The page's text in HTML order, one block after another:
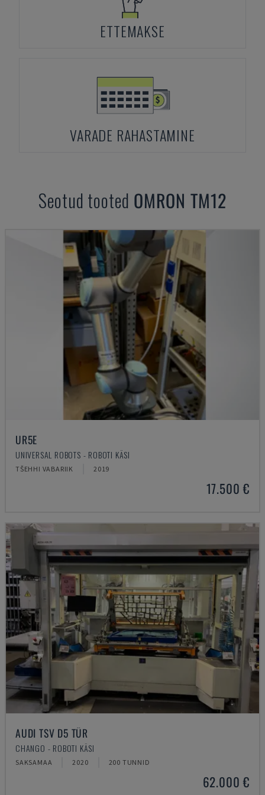
ETTEMAKSE
VARADE RAHASTAMINE
Seotud tooted OMRON TM12
UR5E
UNIVERSAL ROBOTS - ROBOTI KÄSI
TŠEHHI VABARIIK 2019
17.500 €
AUDI TSV D5 TÜR
CHANGO - ROBOTI KÄSI
SAKSAMAA 2020 200 TUNNID
62.000 €